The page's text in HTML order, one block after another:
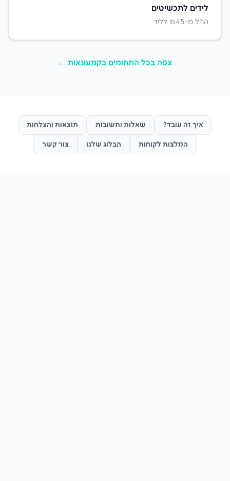
לידים לתכשיטים
החל מ-₪45 לליד
צפה בכל התחומים בקמעונאות ←
איך זה עובד? שאלות ותשובות תוצאות והצלחות
המלצות לקוחות הבלוג שלנו צור קשר